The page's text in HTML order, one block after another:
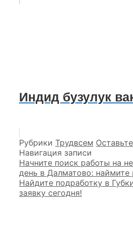
Индид бузулук
Рубрики Трудвсем
Навигация записи
Начните поиск работы на
день в Далматово: наймите
Найдите подработку в
заявку сегодня!